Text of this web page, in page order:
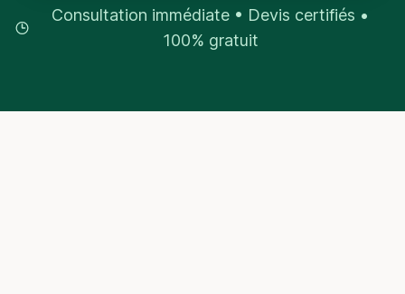
Consultation immédiate • Devis certifiés •
100% gratuit